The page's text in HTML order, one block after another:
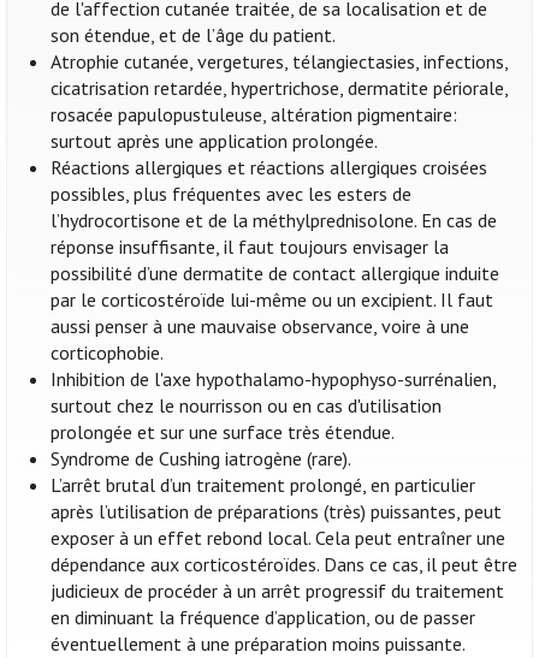
de l'affection cutanée traitée, de sa localisation et de
son étendue, et de l’âge du patient.
Atrophie cutanée, vergetures, télangiectasies, infections,
cicatrisation retardée, hypertrichose, dermatite périorale,
rosacée papulopustuleuse, altération pigmentaire:
surtout après une application prolongée.
Réactions allergiques et réactions allergiques croisées
possibles, plus fréquentes avec les esters de
l’hydrocortisone et de la méthylprednisolone. En cas de
réponse insuffisante, il faut toujours envisager la
possibilité d’une dermatite de contact allergique induite
par le corticostéroïde lui-même ou un excipient. Il faut
aussi penser à une mauvaise observance, voire à une
corticophobie.
Inhibition de l'axe hypothalamo-hypophyso-surrénalien,
surtout chez le nourrisson ou en cas d'utilisation
prolongée et sur une surface très étendue.
Syndrome de Cushing iatrogène (rare).
L’arrêt brutal d’un traitement prolongé, en particulier
après l’utilisation de préparations (très) puissantes, peut
exposer à un effet rebond local. Cela peut entraîner une
dépendance aux corticostéroïdes. Dans ce cas, il peut être
judicieux de procéder à un arrêt progressif du traitement
en diminuant la fréquence d’application, ou de passer
éventuellement à une préparation moins puissante.